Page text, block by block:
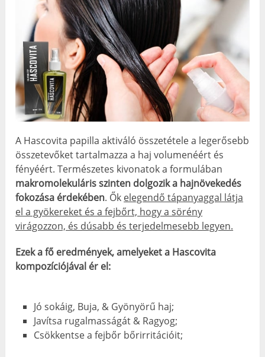
A Hascovita papilla aktiváló összetétele a legerősebb
összetevőket tartalmazza a haj volumenéért és
fényéért. Természetes kivonatok a formulában
makromolekuláris szinten dolgozik a hajnövekedés
fokozása érdekében. Ők elegendő tápanyaggal látja
el a gyökereket és a fejbőrt, hogy a sörény
virágozzon, és dúsabb és terjedelmesebb legyen.
Ezek a fő eredmények, amelyeket a Hascovita
kompozíciójával ér el:
Jó sokáig, Buja, & Gyönyörű haj;
Javítsa rugalmasságát & Ragyog;
Csökkentse a fejbőr bőrirritációit;